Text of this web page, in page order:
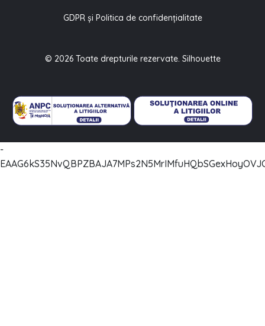
GDPR și Politica de confidențialitate
© 2026 Toate drepturile rezervate. Silhouette
-